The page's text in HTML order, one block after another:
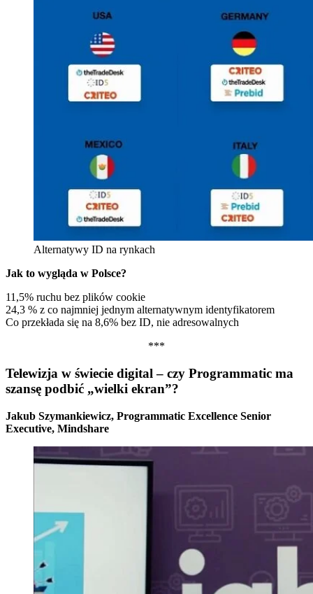
Alternatywy ID na rynkach
Jak to wygląda w Polsce?
11,5% ruchu bez plików cookie
24,3 % z co najmniej jednym alternatywnym identyfikatorem
Co przekłada się na 8,6% bez ID, nie adresowalnych
***
Telewizja w świecie digital – czy Programmatic ma
szansę podbić „wielki ekran”?
Jakub Szymankiewicz, Programmatic Excellence Senior
Executive, Mindshare